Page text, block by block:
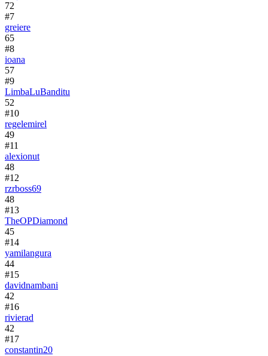
72
#7
greiere
65
#8
ioana
57
#9
LimbaLuBanditu
52
#10
regelemirel
49
#11
alexionut
48
#12
rzrboss69
48
#13
TheOPDiamond
45
#14
yamilangura
44
#15
davidnambani
42
#16
rivierad
42
#17
constantin20